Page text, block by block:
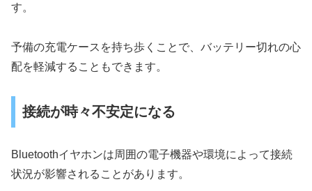
す。
予備の充電ケースを持ち歩くことで、バッテリー切れの心
配を軽減することもできます。
接続が時々不安定になる
Bluetoothイヤホンは周囲の電子機器や環境によって接続
状況が影響されることがあります。